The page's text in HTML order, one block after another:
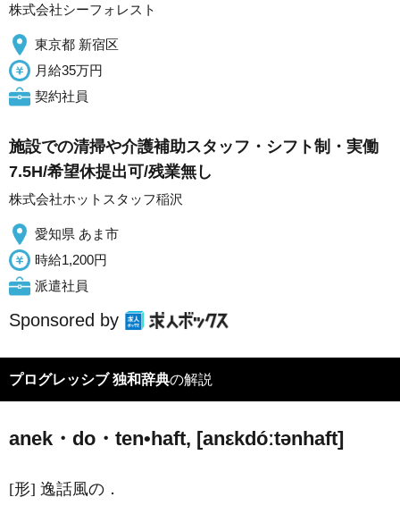
株式会社シーフォレスト
東京都 新宿区
月給35万円
契約社員
施設での清掃や介護補助スタッフ・シフト制・実働
7.5H/希望休提出可/残業無し
株式会社ホットスタッフ稲沢
愛知県 あま市
時給1,200円
派遣社員
Sponsored by
プログレッシブ 独和辞典の解説
anek・do・ten•haft, [anεkdóːtənhaft]
[形] 逸話風の．